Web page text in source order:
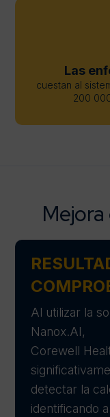
Las
cuestan al
200
Al utilizar la
Nanox.AI,
Corewell
detectar la
identificando